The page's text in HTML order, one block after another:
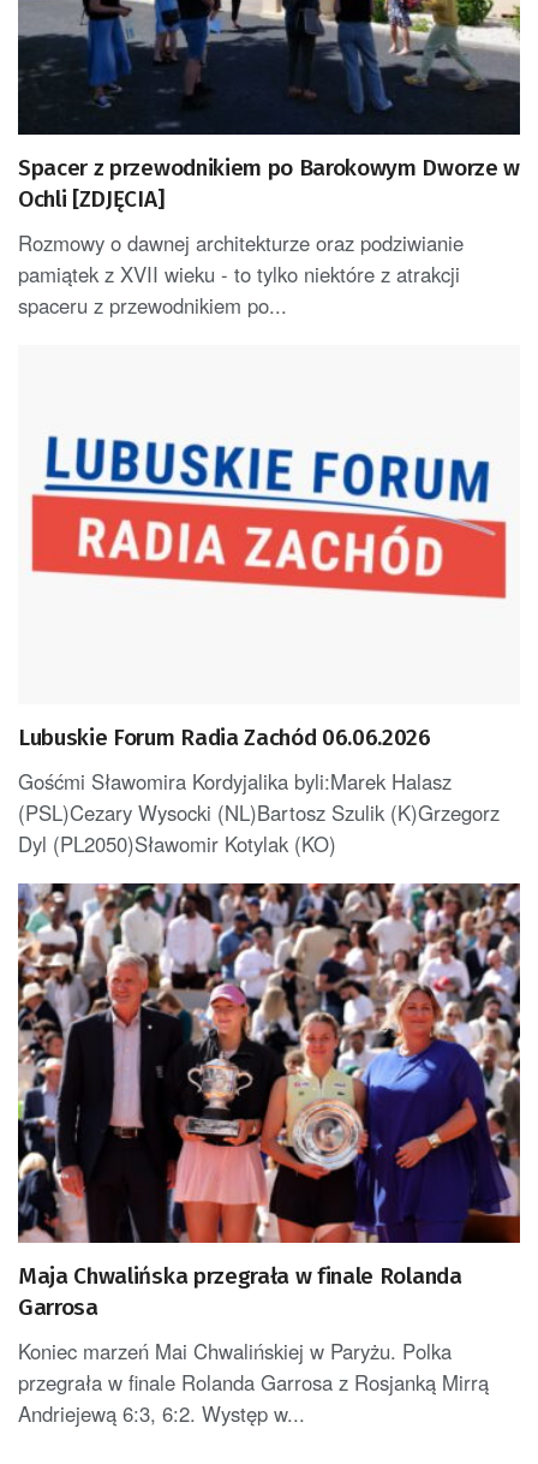
Spacer z przewodnikiem po Barokowym Dworze w
Ochli [ZDJĘCIA]
Rozmowy o dawnej architekturze oraz podziwianie
pamiątek z XVII wieku - to tylko niektóre z atrakcji
spaceru z przewodnikiem po...
Lubuskie Forum Radia Zachód 06.06.2026
Gośćmi Sławomira Kordyjalika byli:Marek Halasz
(PSL)Cezary Wysocki (NL)Bartosz Szulik (K)Grzegorz
Dyl (PL2050)Sławomir Kotylak (KO)
Maja Chwalińska przegrała w finale Rolanda
Garrosa
Koniec marzeń Mai Chwalińskiej w Paryżu. Polka
przegrała w finale Rolanda Garrosa z Rosjanką Mirrą
Andriejewą 6:3, 6:2. Występ w...